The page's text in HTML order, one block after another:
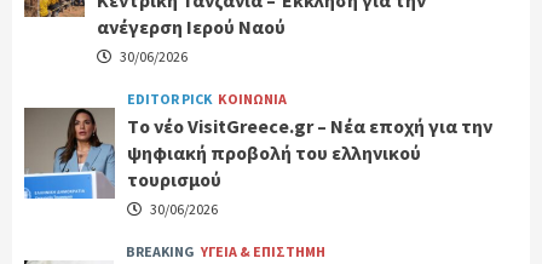
ανέγερση Ιερού Ναού
30/06/2026
EDITOR PICK ΚΟΙΝΩΝΙΑ
Tο νέο VisitGreece.gr – Νέα εποχή για την
ψηφιακή προβολή του ελληνικού
τουρισμού
30/06/2026
BREAKING ΥΓΕΙΑ & ΕΠΙΣΤΗΜΗ